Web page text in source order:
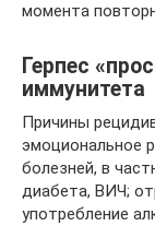
момента
Герпес
иммунитета
Причины
эмоциональное
болезней, в
диабета, ВИЧ;
употребление